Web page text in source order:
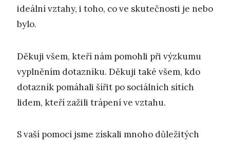
ideální vztahy, i toho, co ve skutečnosti je nebo
bylo.
Děkuji všem, kteří nám pomohli při výzkumu
vyplněním dotazníku. Děkuji také všem, kdo
dotazník pomáhali šířit po sociálních sítích
lidem, kteří zažili trápení ve vztahu.
S vaší pomocí jsme získali mnoho důležitých